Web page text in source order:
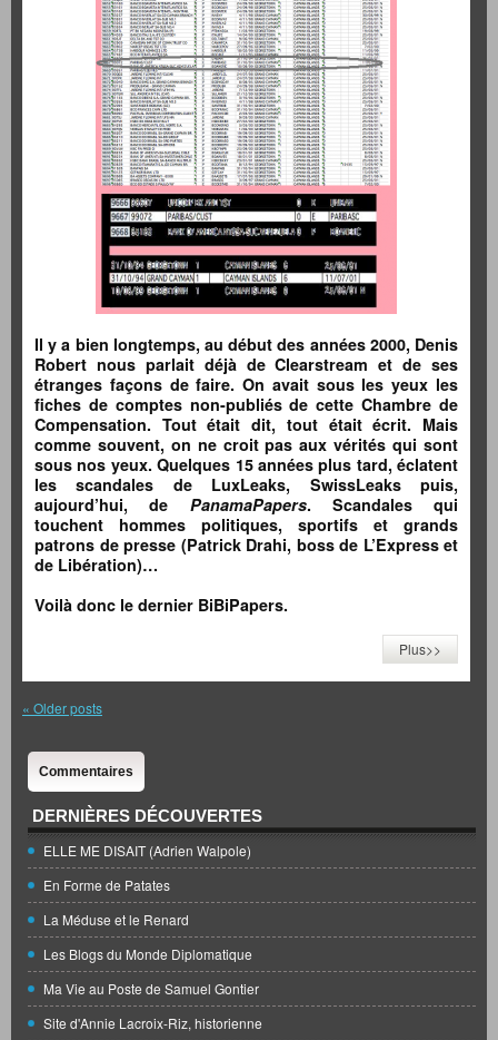
Il y a bien longtemps, au début des années 2000, Denis
Robert nous parlait déjà de Clearstream et de ses
étranges façons de faire. On avait sous les yeux les
fiches de comptes non-publiés de cette Chambre de
Compensation. Tout était dit, tout était écrit. Mais
comme souvent, on ne croit pas aux vérités qui sont
sous nos yeux. Quelques 15 années plus tard, éclatent
les scandales de LuxLeaks, SwissLeaks puis,
aujourd’hui, de PanamaPapers. Scandales qui
touchent hommes politiques, sportifs et grands
patrons de presse (Patrick Drahi, boss de L’Express et
de Libération)…
Voilà donc le dernier BiBiPapers.
Plus>>
« Older posts
Commentaires
DERNIÈRES DÉCOUVERTES
ELLE ME DISAIT (Adrien Walpole)
En Forme de Patates
La Méduse et le Renard
Les Blogs du Monde Diplomatique
Ma Vie au Poste de Samuel Gontier
Site d'Annie Lacroix-Riz, historienne